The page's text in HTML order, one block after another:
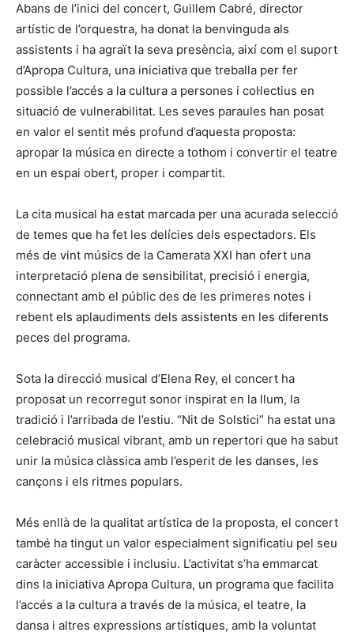
Abans de l’inici del concert, Guillem Cabré, director
artístic de l’orquestra, ha donat la benvinguda als
assistents i ha agraït la seva presència, així com el suport
d’Apropa Cultura, una iniciativa que treballa per fer
possible l’accés a la cultura a persones i col·lectius en
situació de vulnerabilitat. Les seves paraules han posat
en valor el sentit més profund d’aquesta proposta:
apropar la música en directe a tothom i convertir el teatre
en un espai obert, proper i compartit.
La cita musical ha estat marcada per una acurada selecció
de temes que ha fet les delícies dels espectadors. Els
més de vint músics de la Camerata XXI han ofert una
interpretació plena de sensibilitat, precisió i energia,
connectant amb el públic des de les primeres notes i
rebent els aplaudiments dels assistents en les diferents
peces del programa.
Sota la direcció musical d’Elena Rey, el concert ha
proposat un recorregut sonor inspirat en la llum, la
tradició i l’arribada de l’estiu. “Nit de Solstici” ha estat una
celebració musical vibrant, amb un repertori que ha sabut
unir la música clàssica amb l’esperit de les danses, les
cançons i els ritmes populars.
Més enllà de la qualitat artística de la proposta, el concert
també ha tingut un valor especialment significatiu pel seu
caràcter accessible i inclusiu. L’activitat s’ha emmarcat
dins la iniciativa Apropa Cultura, un programa que facilita
l’accés a la cultura a través de la música, el teatre, la
dansa i altres expressions artístiques, amb la voluntat